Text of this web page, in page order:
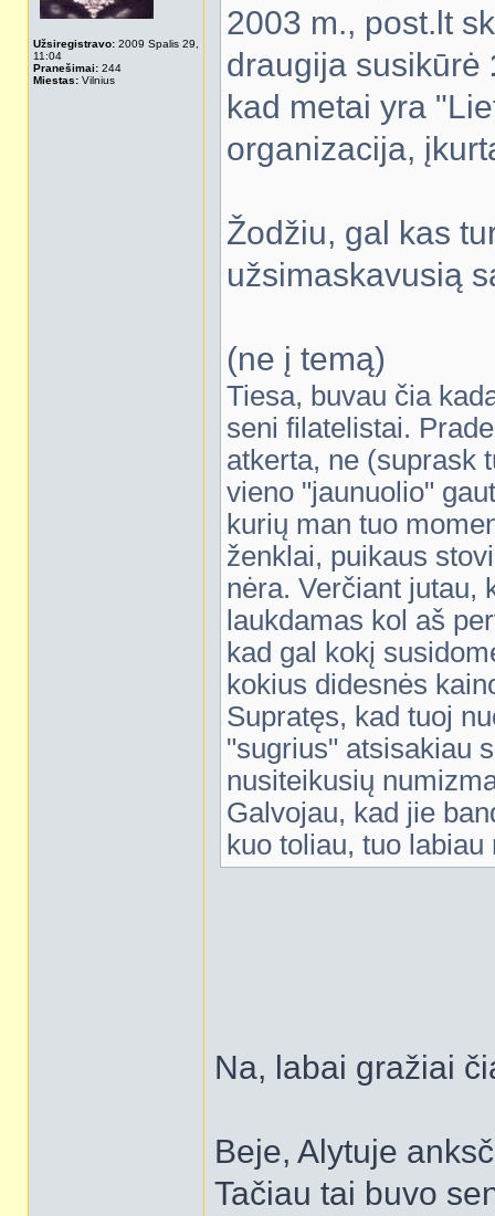
Užsiregistravo: 2009 Spalis 29,
11:04
Pranešimai: 244
Miestas: Vilnius
2003 m., post.lt
draugija susikūrė
kad metai yra
organizacija,
Žodžiu, gal kas
užsimaskavusią
(ne į temą)
Tiesa, buvau čia
seni filatelistai.
atkerta, ne (suprask
vieno "jaunuolio"
kurių man tuo
ženklai, puikaus
nėra. Verčiant jutau,
laukdamas kol aš
kad gal kokį
kokius didesnės
Supratęs, kad tuoj
"sugrius" atsisakiau
nusiteikusių
Galvojau, kad jie
kuo toliau, tuo
Na, labai gražiai
Beje, Alytuje
Tačiau tai buvo